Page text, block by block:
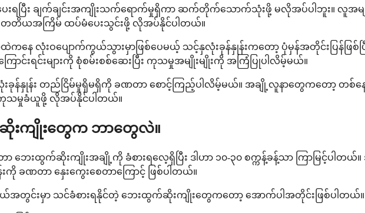
ရပြီး ချက်ချင်းအကျိုးသက်ရောက်မှုရှိကာ ဆက်တိုက်သောက်သုံးဖို့ မလိုအပ်ပါဘူး။ လူအမ
တတိယအကြိမ် ထပ်မံပေးသွင်းဖို့ လိုအပ်နိုင်ပါတယ်။
ထဲကနေ လုံးဝပျောက်ကွယ်သွားမှာဖြစ်ပေမယ့် သင့်နှလုံးခုန်နှုန်းကတော့ ပုံမှန်အတိုင်းပြန်ဖ
င်းရင်းများကို စုံစမ်းစစ်ဆေးပြီး ကုသမှုအမျိုးမျိုးကို အကြံပြုပါလိမ့်မယ်။
းခုန်နှုန်း တည်ငြိမ်မှုရှိမရှိကို ခဏတာ စောင့်ကြည့်ပါလိမ့်မယ်။ အချို့လူနာတွေကတော့ တစ်န
သမှုခံယူဖို့ လိုအပ်နိုင်ပါတယ်။
းကျိုးတွေက ဘာတွေလဲ။
ဘေးထွက်ဆိုးကျိုးအချို့ကို ခံစားရလေ့ရှိပြီး ဒါဟာ ၁၀-၃၀ စက္ကန့်ခန့်သာ ကြာမြင့်ပါတ
န်းကို ခဏတာ နှေးကွေးစေတာကြောင့် ဖြစ်ပါတယ်။
ယ်အတွင်းမှာ သင်ခံစားရနိုင်တဲ့ ဘေးထွက်ဆိုးကျိုးတွေကတော့ အောက်ပါအတိုင်းဖြစ်ပါတယ်။